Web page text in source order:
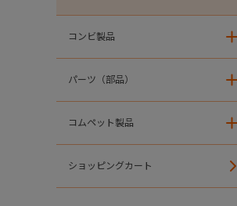
コンビ製品
パーツ（部品）
コムペット製品
ショッピングカート